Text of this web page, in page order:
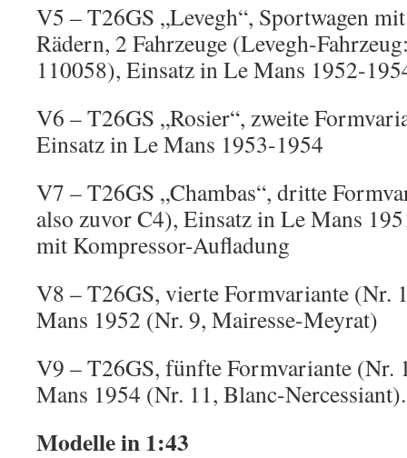
V5 – T26GS „Levegh“, Sportwagen
Rädern, 2 Fahrzeuge (Levegh-
110058), Einsatz in Le Mans 1952-
V6 – T26GS „Rosier“, zweite
Einsatz in Le Mans 1953-1954
V7 – T26GS „Chambas“, dritte
also zuvor C4), Einsatz in Le Mans
mit Kompressor-Aufladung
V8 – T26GS, vierte Formvariante (Nr.
Mans 1952 (Nr. 9, Mairesse-Meyrat)
V9 – T26GS, fünfte Formvariante (Nr.
Mans 1954 (Nr. 11, Blanc-Nercessiant).
Modelle in 1:43